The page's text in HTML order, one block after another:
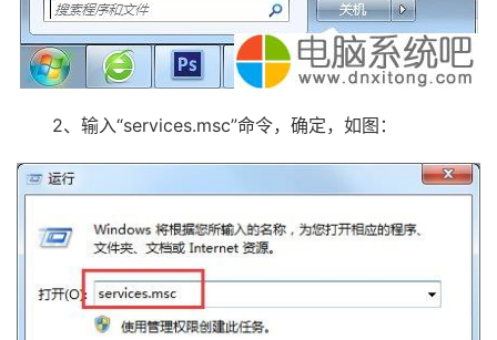
2、输入“services.msc”命令，确定，如图：